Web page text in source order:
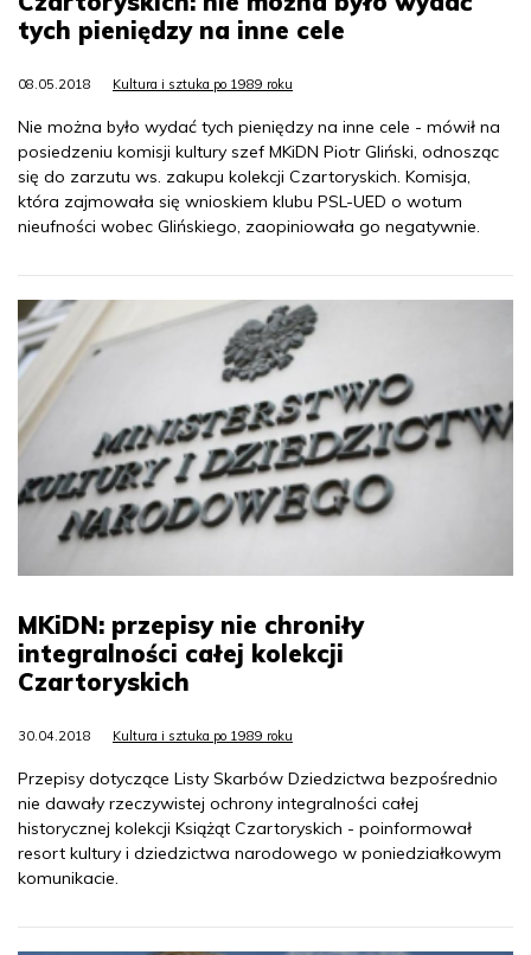
tych pieniędzy na inne cele
08.05.2018 Kultura i sztuka po 1989 roku
Nie można było wydać tych pieniędzy na inne cele - mówił na
posiedzeniu komisji kultury szef MKiDN Piotr Gliński, odnosząc
się do zarzutu ws. zakupu kolekcji Czartoryskich. Komisja,
która zajmowała się wnioskiem klubu PSL-UED o wotum
nieufności wobec Glińskiego, zaopiniowała go negatywnie.
MKiDN: przepisy nie chroniły
integralności całej kolekcji
Czartoryskich
30.04.2018 Kultura i sztuka po 1989 roku
Przepisy dotyczące Listy Skarbów Dziedzictwa bezpośrednio
nie dawały rzeczywistej ochrony integralności całej
historycznej kolekcji Książąt Czartoryskich - poinformował
resort kultury i dziedzictwa narodowego w poniedziałkowym
komunikacie.